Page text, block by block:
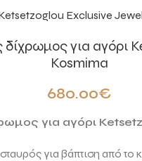
Exclusive
δίχρωμος για αγόρι
Kosmima
680.00€
για αγόρι
για βάπτιση από